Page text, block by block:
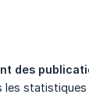
des
les